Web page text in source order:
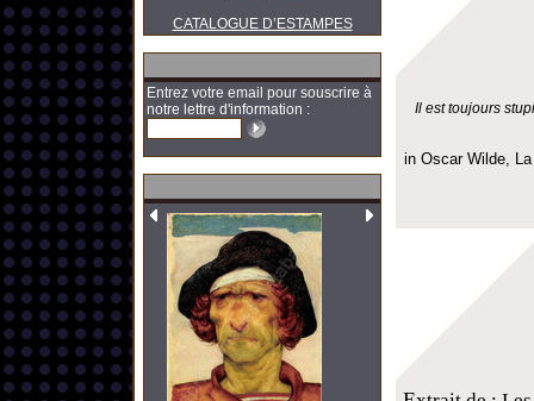
CATALOGUE D’ESTAMPES
Entrez votre email pour souscrire à
notre lettre d'information :
Il est toujours
in Oscar Wilde,